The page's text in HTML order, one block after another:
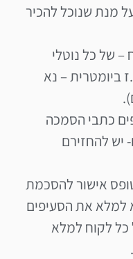
מנת שנוכל להכיר
– של כל נוטלי
ביומטרית – נא
כתבי הסמכה
יש להחזירם
אישור להסכמת
למלא את הסעיפים
כל לקוח למלא